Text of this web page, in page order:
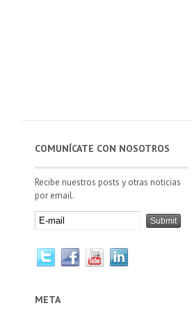
COMUNÍCATE CON NOSOTROS
Recibe nuestros posts y otras noticias
por email.
META